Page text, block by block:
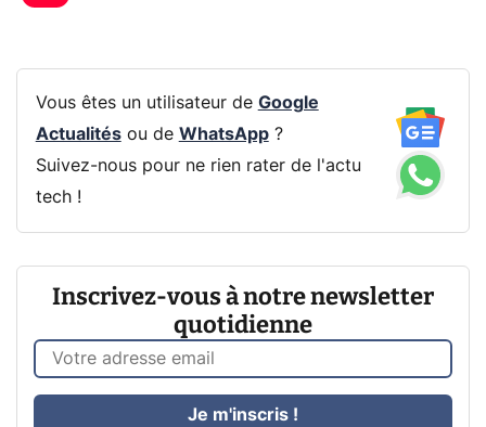
Vous êtes un utilisateur de Google
Actualitésou de WhatsApp?
Suivez-nous pour ne rien rater de l'actu
tech !
Inscrivez-vous à notre newsletter
quotidienne
Je m'inscris !